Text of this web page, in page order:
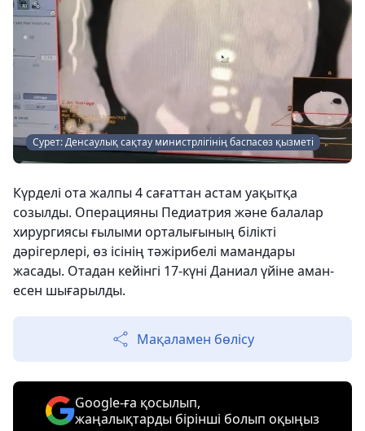
Сурет: Денсаулық сақтау министрлігінің баспасөз қызметі
Күрделі ота жалпы 4 сағаттан астам уақытқа
созылды. Операцияны Педиатрия және балалар
хирургиясы ғылыми орталығының білікті
дәрігерлері, өз ісінің тәжірибелі мамандары
жасады. Отадан кейінгі 17-күні Даниал үйіне аман-
есен шығарылды.
Мақаламен бөлісу
Google-ға қосылып,
жаңалықтарды бірінші болып оқыңыз